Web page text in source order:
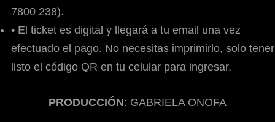
7800 238).
• El ticket es digital y llegará a tu email una vez
efectuado el pago. No necesitas imprimirlo, solo tener
listo el código QR en tu celular para ingresar.
PRODUCCIÓN: GABRIELA ONOFA